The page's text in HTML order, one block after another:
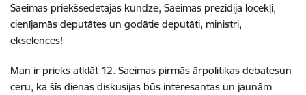
Saeimas priekšsēdētājas kundze, Saeimas prezidija locekļi,
cienījamās deputātes un godātie deputāti, ministri,
ekselences!
Man ir prieks atklāt 12. Saeimas pirmās ārpolitikas debatesun
ceru, ka šīs dienas diskusijas būs interesantas un jaunām